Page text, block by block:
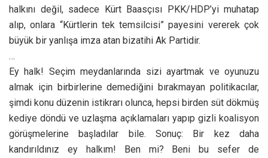
halkını değil, sadece Kürt Baasçısı PKK/HDP’yi muhatap
alıp, onlara “Kürtlerin tek temsilcisi” payesini vererek çok
büyük bir yanlışa imza atan bizatihi Ak Partidir.
…
Ey halk! Seçim meydanlarında sizi ayartmak ve oyunuzu
almak için birbirlerine demediğini bırakmayan politikacılar,
şimdi konu düzenin istikrarı olunca, hepsi birden süt dökmüş
kediye döndü ve uzlaşma açıklamaları yapıp gizli koalisyon
görüşmelerine başladılar bile. Sonuç: Bir kez daha
kandırıldınız ey halkım! Ben mi? Beni bu sefer de